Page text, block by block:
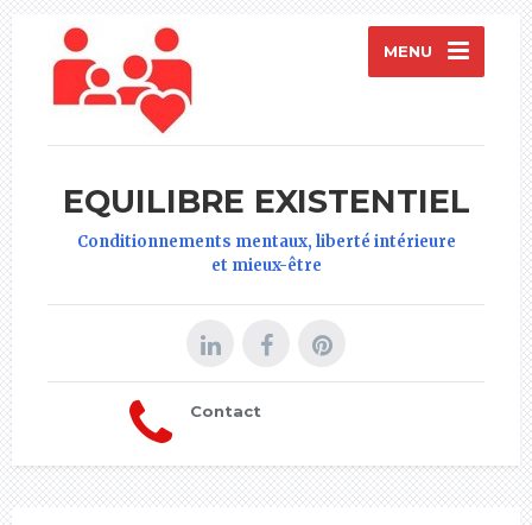
MENU
EQUILIBRE EXISTENTIEL
Conditionnements mentaux, liberté intérieure
et mieux-être
Contact